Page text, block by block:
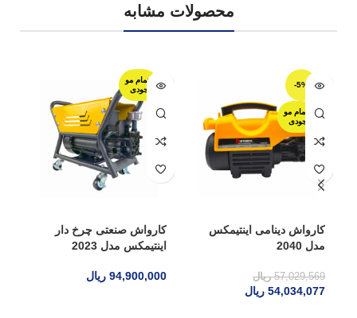
محصولات مشابه
-5%
اتمام مو
جودی
کارواش دینامی اینتیمکس
مدل 2040
57,029,569 ریال
54,034,077 ریال
اتمام مو
جودی
کارواش صنعتی چرخ دار
اینتیمکس مدل 2023
94,900,000 ریال